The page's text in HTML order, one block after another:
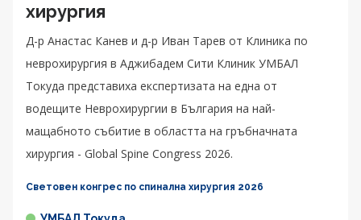
хирургия
Д-р Анастас Канев и д-р Иван Тарев от Клиника по
неврохирургия в Аджибадем Сити Клиник УМБАЛ
Токуда представиха експертизата на една от
водещите Неврохирургии в България на най-
мащабното събитие в областта на гръбначната
хирургия - Global Spine Congress 2026.
Световен конгрес по спинална хирургия 2026